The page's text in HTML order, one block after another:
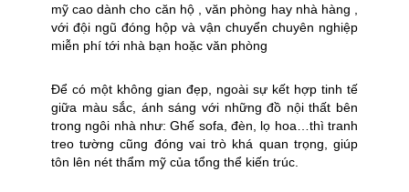
mỹ cao dành cho căn hộ , văn phòng hay nhà hàng ,
với đội ngũ đóng hộp và vận chuyển chuyên nghiệp
miễn phí tới nhà bạn hoặc văn phòng
Để có một không gian đẹp, ngoài sự kết hợp tinh tế
giữa màu sắc, ánh sáng với những đồ nội thất bên
trong ngôi nhà như: Ghế sofa, đèn, lọ hoa…thì tranh
treo tường cũng đóng vai trò khá quan trọng, giúp
tôn lên nét thẩm mỹ của tổng thể kiến trúc.